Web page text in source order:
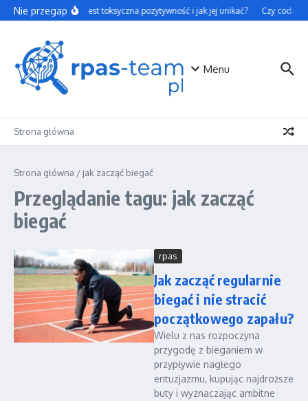
Przejdź do treści
Nie przegapCzym jest toksyczna pozytywność i jak jej unikać? Czy
Menu
Strona główna
Strona główna / jak zacząć biegać
Przeglądanie tagu: jak zacząć
biegać
rpas
Jak zacząć regularnie
biegać i nie stracić
początkowego zapału?
Wielu z nas rozpoczyna
przygodę z bieganiem w
przypływie nagłego
entuzjazmu, kupując najdroższe
buty i wyznaczając ambitne